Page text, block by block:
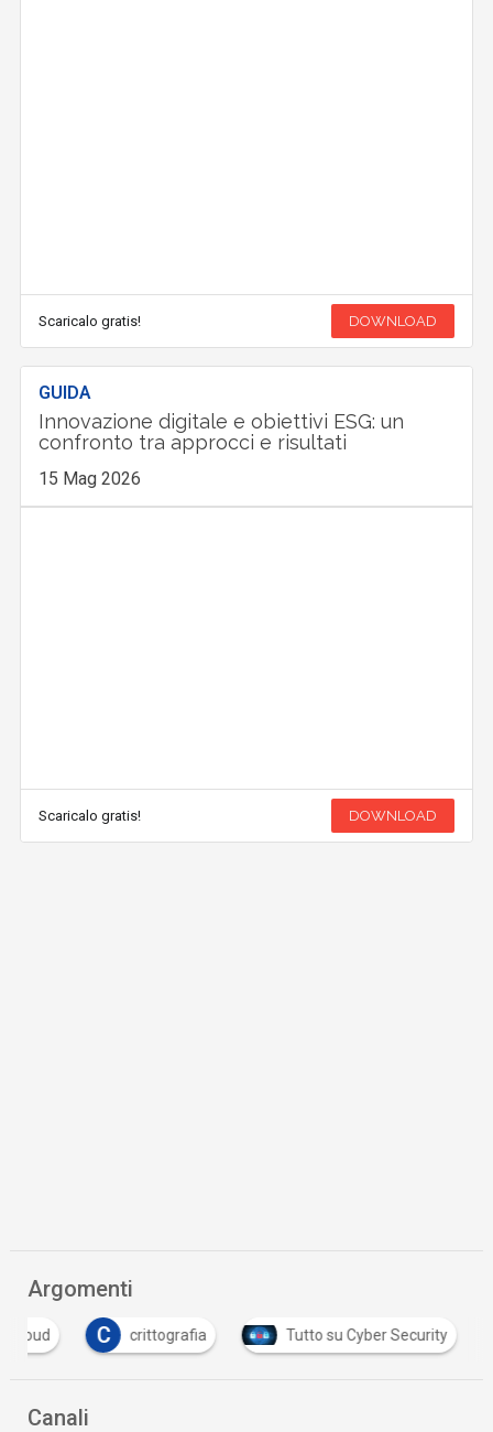
Scaricalo gratis! DOWNLOAD
GUIDA
Innovazione digitale e obiettivi ESG: un
confronto tra approcci e risultati
15 Mag 2026
Scaricalo gratis! DOWNLOAD
Argomenti
cloud C crittografia Tutto su Cyber Security
Canali